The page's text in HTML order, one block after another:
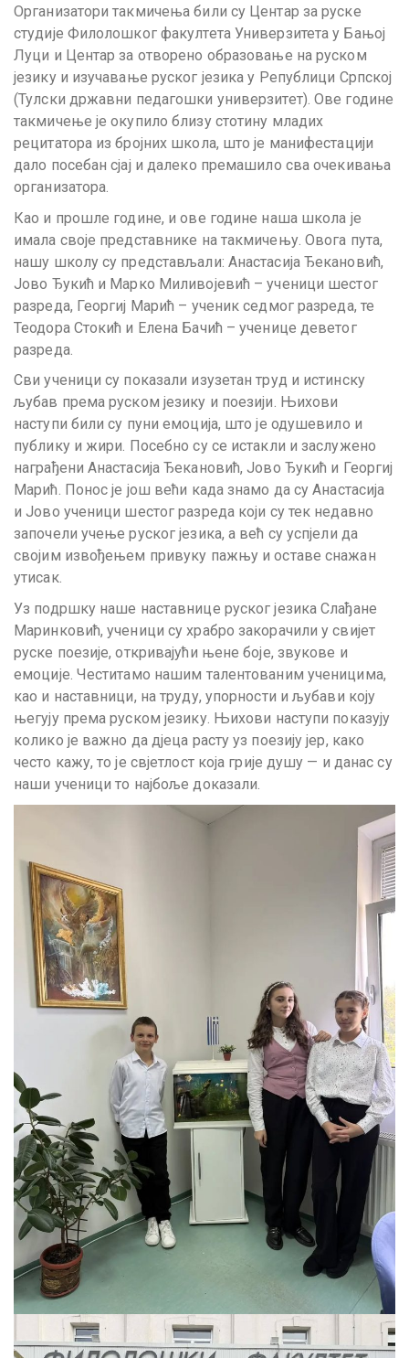
Организатори такмичења били су Центар за руске
студије Филолошког факултета Универзитета у Бањој
Луци и Центар за отворено образовање на руском
језику и изучавање руског језика у Републици Српској
(Тулски државни педагошки универзитет). Ове године
такмичење је окупило близу стотину младих
рецитатора из бројних школа, што је манифестацији
дало посебан сјај и далеко премашило сва очекивања
организатора.
Као и прошле године, и ове године наша школа је
имала своје представнике на такмичењу. Овога пута,
нашу школу су представљали: Анастасија Ђекановић,
Јово Ђукић и Марко Миливојевић – ученици шестог
разреда, Георгиј Марић – ученик седмог разреда, те
Теодора Стокић и Елена Бачић – ученице деветог
разреда.
Сви ученици су показали изузетан труд и истинску
љубав према руском језику и поезији. Њихови
наступи били су пуни емоција, што је одушевило и
публику и жири. Посебно су се истакли и заслужено
награђени Анастасија Ђекановић, Јово Ђукић и Георгиј
Марић. Понос је још већи када знамо да су Анастасија
и Јово ученици шестог разреда који су тек недавно
започели учење руског језика, а већ су успјели да
својим извођењем привуку пажњу и оставе снажан
утисак.
Уз подршку наше наставнице руског језика Слађане
Маринковић, ученици су храбро закорачили у свијет
руске поезије, откривајући њене боје, звукове и
емоције. Честитамо нашим талентованим ученицима,
као и наставници, на труду, упорности и љубави коју
његују према руском језику. Њихови наступи показују
колико је важно да дјеца расту уз поезију јер, како
често кажу, то је свјетлост која грије душу — и данас су
наши ученици то најбоље доказали.